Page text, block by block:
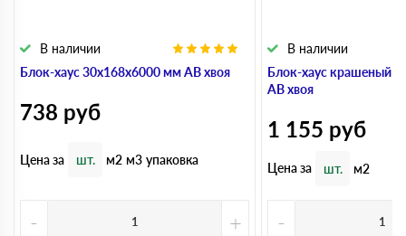
Блок-хаус 30x168x6000 мм АВ хвоя
В наличии
738 руб
Цена за шт. м2 м3 упаковка
- +
Блок-хаус крашеный
АВ хвоя
В наличии
1 155 руб
Цена за шт. м2
-